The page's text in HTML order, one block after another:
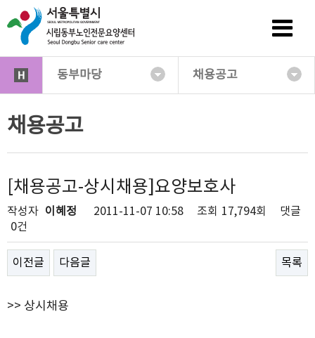
동부마당 채용공고
채용공고
[채용공고-상시채용]요양보호사
작성자 이혜정 2011-11-07 10:58 조회 17,794회
댓글
0건
이전글 다음글 목록
>> 상시채용